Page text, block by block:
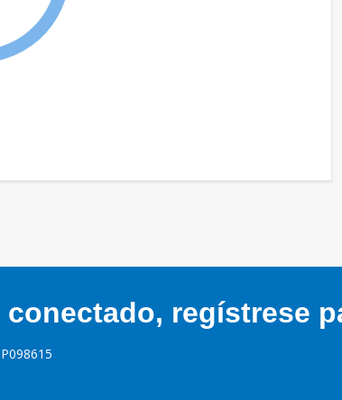
conectado, regístrese